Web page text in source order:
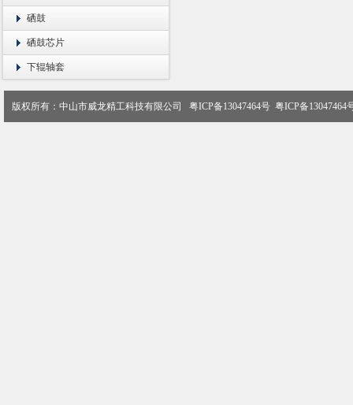
硒鼓
硒鼓芯片
下辊轴套
版权所有：中山市威龙精工科技有限公司 粤ICP备13047464号 粤ICP备13047464